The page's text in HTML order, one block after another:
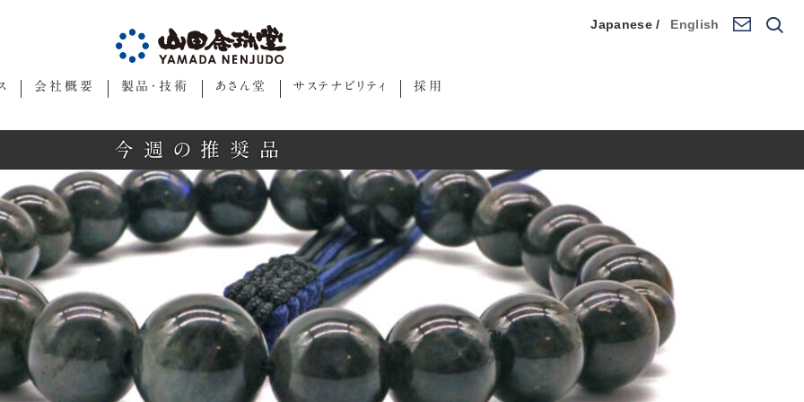
会社概要 製品・技術 あさん堂 サステナビリティ 採用
Japanese / English
今週の推奨品